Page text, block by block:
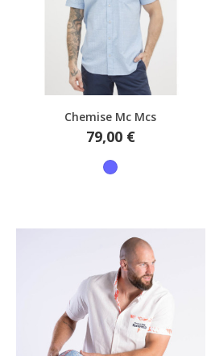
Aperçu rapide
Chemise Mc Mcs
Prix
79,00 €
Bleu